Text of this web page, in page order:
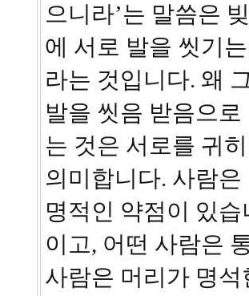
으니라’는 말씀은
에 서로 발을 씻기
라는 것입니다. 왜
발을 씻음 받음으
는 것은 서로를 귀
의미합니다. 사람
명적인 약점이 있
이고, 어떤 사람은
사람은 머리가 명